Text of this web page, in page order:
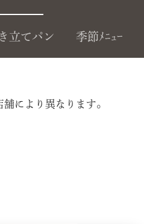
立てパン 季節ﾒﾆｭｰ
により異なります。